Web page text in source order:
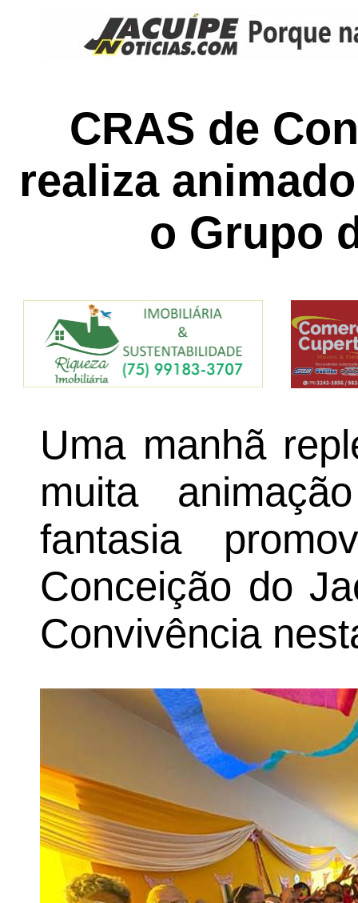
CRAS de
realiza
o Grupo
Uma manhã
muita
fantasia
Conceição do
Convivência